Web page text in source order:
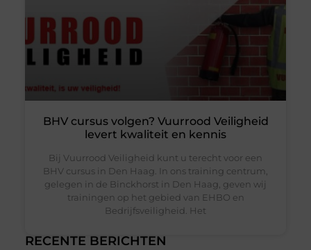
RECENTE BERICHTEN
BHV cursus volgen? Vuurrood Veiligheid
levert kwaliteit en kennis
Bij Vuurrood Veiligheid kunt u terecht voor een
BHV cursus in Den Haag. In ons training centrum,
gelegen in de Binckhorst in Den Haag, geven wij
trainingen op het gebied van EHBO en
Bedrijfsveiligheid. Het